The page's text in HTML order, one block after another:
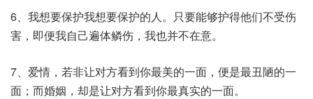
6、我想要保护我想要保护的人。只要能够护得他们不受伤
害，即便我自己遍体鳞伤，我也并不在意。
7、爱情，若非让对方看到你最美的一面，便是最丑陋的一
面；而婚姻，却是让对方看到你最真实的一面。